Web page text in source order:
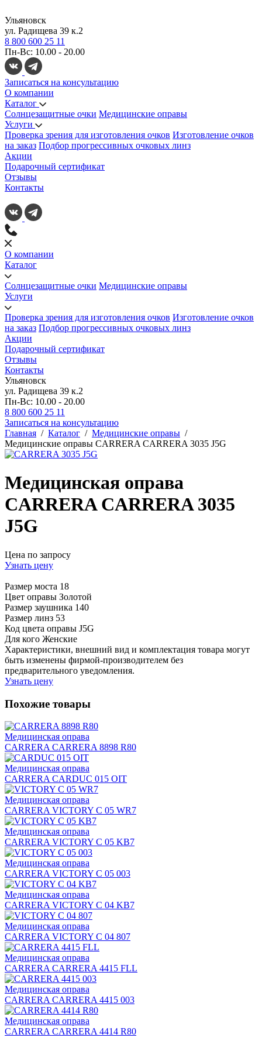
Ульяновск
ул. Радищева 39 к.2
8 800 600 25 11
Пн-Вс: 10.00 - 20.00
Записаться на консультацию
О компании
Каталог
Солнцезащитные очки Медицинские оправы
Услуги
Проверка зрения для изготовления очков Изготовление очков
на заказ Подбор прогрессивных очковых линз
Акции
Подарочный сертификат
Отзывы
Контакты
О компании
Каталог
Солнцезащитные очки Медицинские оправы
Услуги
Проверка зрения для изготовления очков Изготовление очков
на заказ Подбор прогрессивных очковых линз
Акции
Подарочный сертификат
Отзывы
Контакты
Ульяновск
ул. Радищева 39 к.2
Пн-Вс: 10.00 - 20.00
8 800 600 25 11
Записаться на консультацию
Главная / Каталог / Медицинские оправы /
Медицинские оправы CARRERA CARRERA 3035 J5G
Медицинская оправа
CARRERA CARRERA 3035
J5G
Цена по запросу
Узнать цену
Размер моста 18
Цвет оправы Золотой
Размер заушника 140
Размер линз 53
Код цвета оправы J5G
Для кого Женские
Характеристики, внешний вид и комплектация товара могут
быть изменены фирмой-производителем без
предварительного уведомления.
Узнать цену
Похожие товары
Медицинская оправа
CARRERA CARRERA 8898 R80
Медицинская оправа
CARRERA CARDUC 015 OIT
Медицинская оправа
CARRERA VICTORY C 05 WR7
Медицинская оправа
CARRERA VICTORY C 05 KB7
Медицинская оправа
CARRERA VICTORY C 05 003
Медицинская оправа
CARRERA VICTORY C 04 KB7
Медицинская оправа
CARRERA VICTORY C 04 807
Медицинская оправа
CARRERA CARRERA 4415 FLL
Медицинская оправа
CARRERA CARRERA 4415 003
Медицинская оправа
CARRERA CARRERA 4414 R80